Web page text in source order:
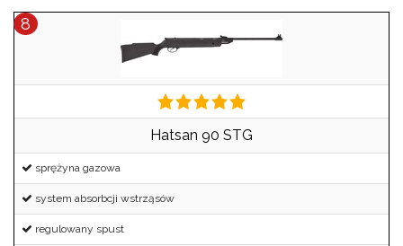
Hatsan 90 STG
sprężyna gazowa
system absorbcji wstrząsów
regulowany spust